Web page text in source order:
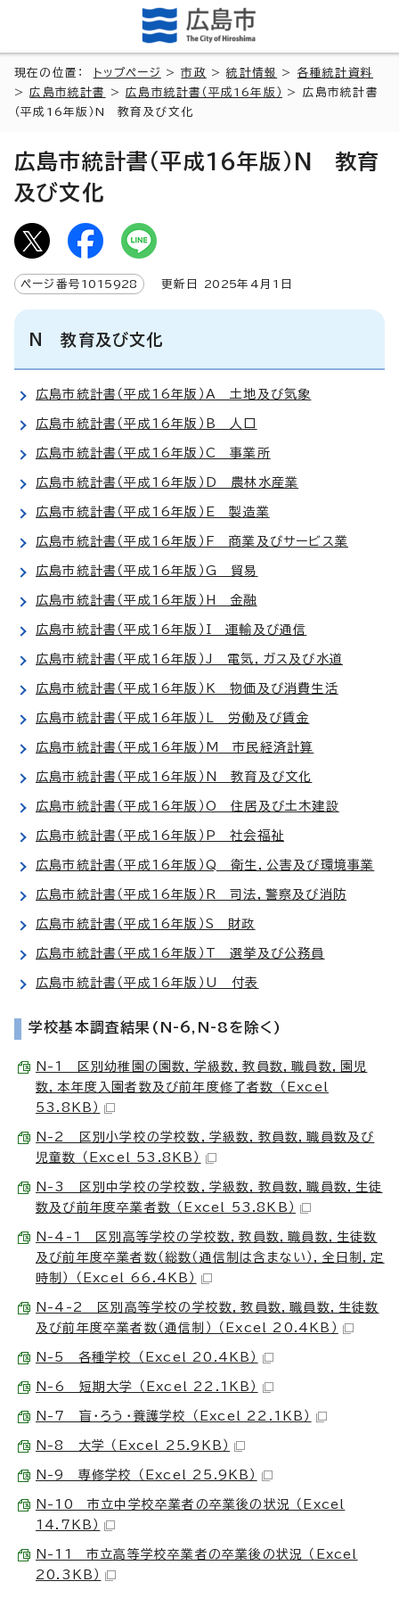
現在の位置： トップページ >市政 >統計情報 > 各種統計資料
>広島市統計書 >広島市統計書（平成16年版）
> 広島市統計書
（平成16年版）N 教育及び文化
広島市統計書（平成16年版）N 教育
及び文化
ページ番号 1015928 更新日 2025年4月1日
N 教育及び文化
広島市統計書（平成16年版）A 土地及び気象
広島市統計書（平成16年版）B 人口
広島市統計書（平成16年版）C 事業所
広島市統計書（平成16年版）D 農林水産業
広島市統計書（平成16年版）E 製造業
広島市統計書（平成16年版）F 商業及びサービス業
広島市統計書（平成16年版）G 貿易
広島市統計書（平成16年版）H 金融
広島市統計書（平成16年版）I 運輸及び通信
広島市統計書（平成16年版）J 電気，ガス及び水道
広島市統計書（平成16年版）K 物価及び消費生活
広島市統計書（平成16年版）L 労働及び賃金
広島市統計書（平成16年版）M 市民経済計算
広島市統計書（平成16年版）N 教育及び文化
広島市統計書（平成16年版）O 住居及び土木建設
広島市統計書（平成16年版）P 社会福祉
広島市統計書（平成16年版）Q 衛生，公害及び環境事業
広島市統計書（平成16年版）R 司法，警察及び消防
広島市統計書（平成16年版）S 財政
広島市統計書（平成16年版）T 選挙及び公務員
広島市統計書（平成16年版）U 付表
学校基本調査結果(N-6,N-8を除く)
N-1 区別幼稚園の園数，学級数，教員数，職員数，園児
数，本年度入園者数及び前年度修了者数 （Excel
53.8KB）
N-2 区別小学校の学校数，学級数，教員数，職員数及び
児童数 （Excel 53.8KB）
N-3 区別中学校の学校数，学級数，教員数，職員数，生徒
数及び前年度卒業者数 （Excel 53.8KB）
N-4-1 区別高等学校の学校数，教員数，職員数，生徒数
及び前年度卒業者数（総数（通信制は含まない），全日制，定
時制） （Excel 66.4KB）
N-4-2 区別高等学校の学校数，教員数，職員数，生徒数
及び前年度卒業者数（通信制） （Excel 20.4KB）
N-5 各種学校 （Excel 20.4KB）
N-6 短期大学 （Excel 22.1KB）
N-7 盲・ろう・養護学校 （Excel 22.1KB）
N-8 大学 （Excel 25.9KB）
N-9 専修学校 （Excel 25.9KB）
N-10 市立中学校卒業者の卒業後の状況 （Excel
14.7KB）
N-11 市立高等学校卒業者の卒業後の状況 （Excel
20.3KB）